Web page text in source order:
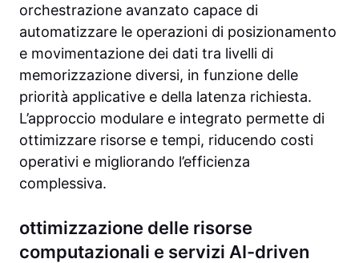
orchestrazione avanzato capace di
automatizzare le operazioni di posizionamento
e movimentazione dei dati tra livelli di
memorizzazione diversi, in funzione delle
priorità applicative e della latenza richiesta.
L’approccio modulare e integrato permette di
ottimizzare risorse e tempi, riducendo costi
operativi e migliorando l’efficienza
complessiva.
ottimizzazione delle risorse
computazionali e servizi AI-driven